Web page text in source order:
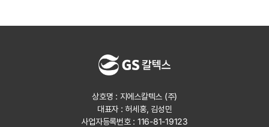
상호명 : 지에스칼텍스 (주)
대표자 : 허세홍, 김성민
사업자등록번호 : 116-81-19123